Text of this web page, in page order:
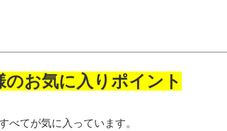
のお気に入りポイント
べてが気に入っています。